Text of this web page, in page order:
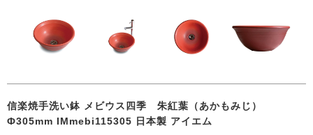
信楽焼手洗い鉢 メビウス四季 朱紅葉（あかもみじ）
Ф305mm IMmebi115305 日本製 アイエム